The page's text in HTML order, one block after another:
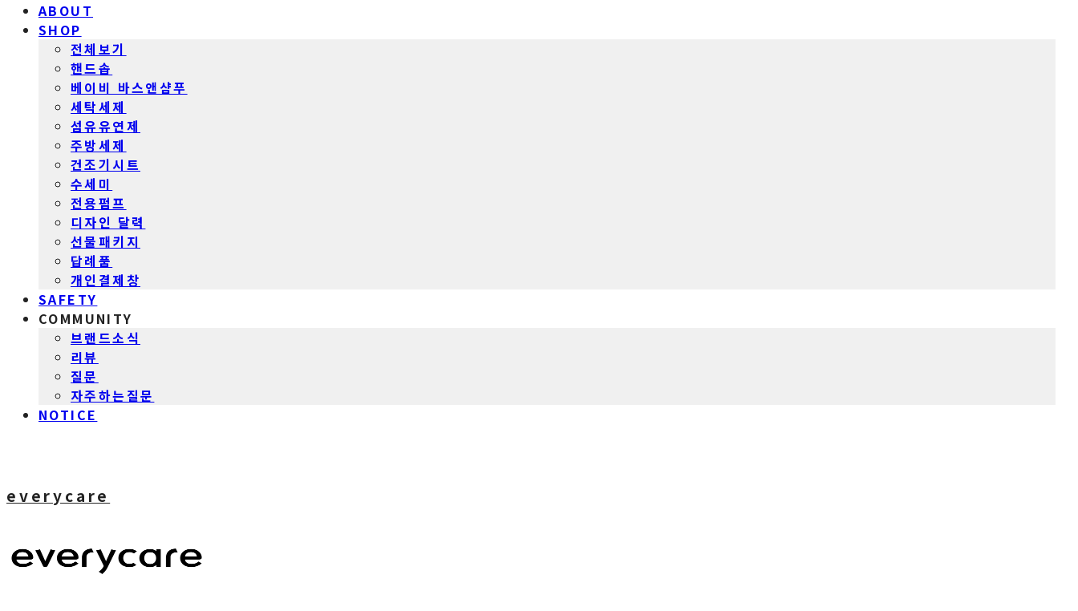
ABOUT
SHOP
전체보기
핸드솝
베이비 바스앤샴푸
세탁세제
섬유유연제
주방세제
건조기시트
수세미
전용펌프
디자인 달력
선물패키지
답례품
개인결제창
SAFETY
COMMUNITY
브랜드소식
리뷰
질문
자주하는질문
NOTICE
everycare